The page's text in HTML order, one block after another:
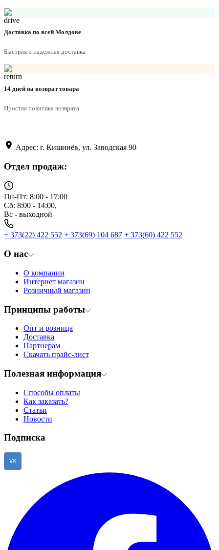
Доставка по всей Молдове
Быстрая и надежная доставка
14 дней на возврат товара
Простая политика возврата
Адрес: г. Кишинёв, ул. Заводская 90
Отдел продаж:
Пн-Пт: 8:00 - 17:00
Сб: 8:00 - 14:00,
Вс - выходной
+ 373(22) 422 552 + 373(69) 104 687 + 373(60) 422 552
О нас
О компании
Интернет магазин
Розничный магазин
Принципы работы
Опт и розница
Доставка
Партнерам
Скачать прайс-лист
Полезная информация
Способы оплаты
Как заказать?
Статьи
Новости
Подписка